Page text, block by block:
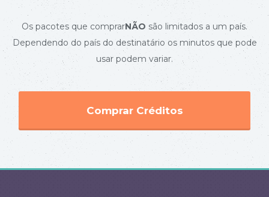
Os pacotes que comprarNÃO são limitados a um país.
Dependendo do país do destinatário os minutos que pode
usar podem variar.
Comprar Créditos